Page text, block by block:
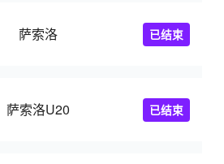
萨索洛 已结束
萨索洛U20 已结束